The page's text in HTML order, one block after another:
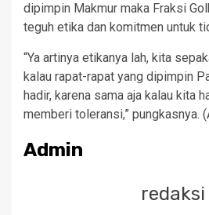
dipimpin Makmur maka Fraksi
teguh etika dan komitmen untuk
“Ya artinya etikanya lah, kita
kalau rapat-rapat yang dipimpin
hadir, karena sama aja kalau kita
memberi toleransi,” pungkasnya.
Admin
redaksi